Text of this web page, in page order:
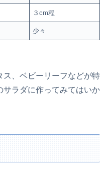
３cm程
少々
ス、ベビーリーフなどが特
ラダに作ってみてはいか